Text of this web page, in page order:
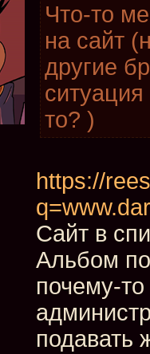
Что-то
на сайт
другие
то? )
https://
Сайт в
Альбом
почему-
подавать